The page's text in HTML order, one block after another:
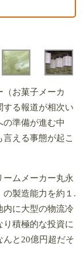
（お菓子メーカ
する報道が相次い
準備が進む中
える事態が起こ
ームメーカー丸永
製造能力を約１.
内に大型の物流冷
積極的な投資に
と20億円超だそ